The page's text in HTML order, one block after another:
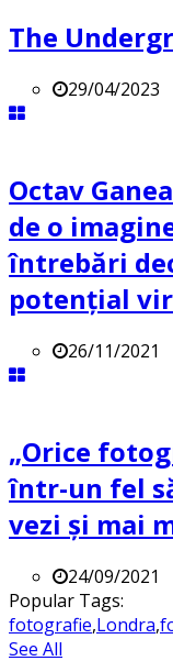
The
29/04/2023
Octav
de o
întrebări
potenţial
26/11/2021
„Orice
într-un fel
vezi și mai
24/09/2021
Popular Tags:
fotografie,Londra,
See All